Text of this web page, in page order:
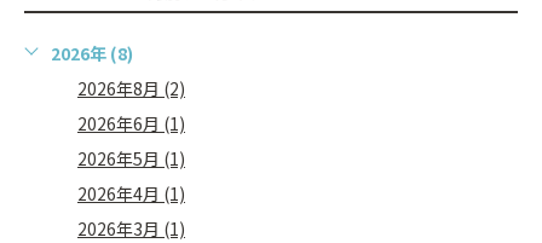
2026年 (8)
2026年8月 (2)
2026年6月 (1)
2026年5月 (1)
2026年4月 (1)
2026年3月 (1)